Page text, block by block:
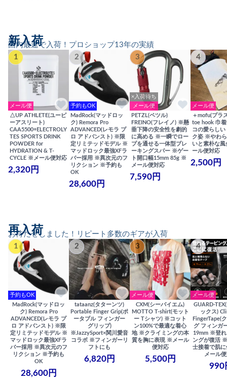
国内最速で入荷！プロショップ13年の実績
新入荷
1
メール便
△UP ATHLETE(ユーピ
ーアスリート)
CAA5500+ELECTROLY
TES SPORTS DRINK
POWDER for
HYDRATION & T-
CYCLE ※メール便対応
2,320円
2
予約もOK
MadRock(マッドロッ
ク) Remora Pro
ADVANCED(レモラ プ
ロ アドバンスト) ※限
定リミテッドモデル ※
マッドロック最強XFラ
バー採用 ※異次元のフ
リクション ※予約も
OK
28,600円
3
×入荷待ち
メール便
PETZL(ペツル)
FREINO(フレイノ) ※懸
垂下降の安全性を劇的
に高める ※一瞬でロー
プを通せる一体型ブレ
ーキングスパー ※ゲー
ト開口幅15mm 85g ※
メール便対応
7,590円
4
メール便
＋mofu(プラ
toe hook 巾
コの愛らしい
ク姿 ※やわ
いと素朴な
ール便対応
2,500円
お待たせしました！リピート多数のギアが入荷
再入荷
1
予約もOK
MadRock(マッドロッ
ク) Remora Pro
ADVANCED(レモラ プ
ロ アドバンスト) ※限
定リミテッドモデル ※
マッドロック最強XFラ
バー採用 ※異次元のフ
リクション ※予約も
OK
28,600円
2
tataanz(タターンツ)
Portable Finger Grip(ポ
ータブル フィンガー
グリップ)
※JazzySport×関川愛音
コラボ ※フィンガーリ
フトにも
6,820円
3
メール便
CXM(シーバイエム)
MOTTO T-shirt(モット
ー Tシャツ) ※コット
ン100%で最適な着心
地 ※クライミングの本
質を胸に表現 ※メール
便対応
5,500円
4
メール便
GUARD-
ックス)
FingerTape(
グ フィンガ
19mm ※登れ
ングが復活
士接着で肌
メール
990